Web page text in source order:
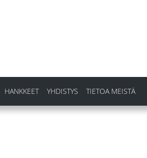
HANKKEET YHDISTYS TIETOA MEISTÄ